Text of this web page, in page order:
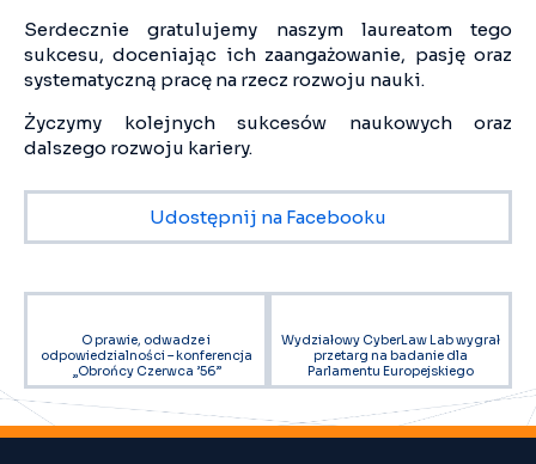
Serdecznie gratulujemy naszym laureatom tego
sukcesu, doceniając ich zaangażowanie, pasję oraz
systematyczną pracę na rzecz rozwoju nauki.
Życzymy kolejnych sukcesów naukowych oraz
dalszego rozwoju kariery.
Udostępnij na Facebooku
O prawie, odwadze i
odpowiedzialności – konferencja
„Obrońcy Czerwca ’56”
Wydziałowy CyberLaw Lab wygrał
przetarg na badanie dla
Parlamentu Europejskiego